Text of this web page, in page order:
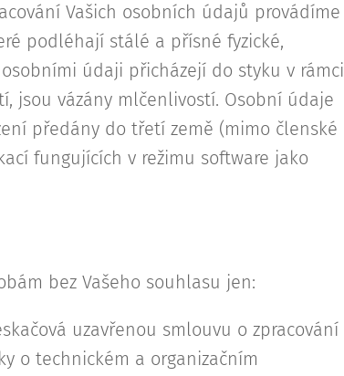
Vašich osobních údajů provádíme
podléhají stálé a přísné fyzické,
údaji přicházejí do styku v rámci
jsou vázány mlčenlivostí. Osobní údaje
předány do třetí země (mimo členské
fungujících v režimu software jako
bez Vašeho souhlasu jen:
uzavřenou smlouvu o zpracování
o technickém a organizačním